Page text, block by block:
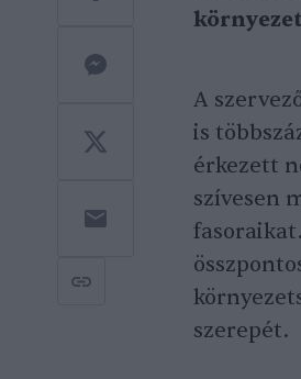
A
is
érkezett
szívesen
szerepét.